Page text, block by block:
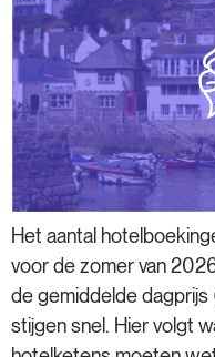
Het aantal
voor de zomer van
de gemiddelde dagprijs
stijgen snel. Hier volgt